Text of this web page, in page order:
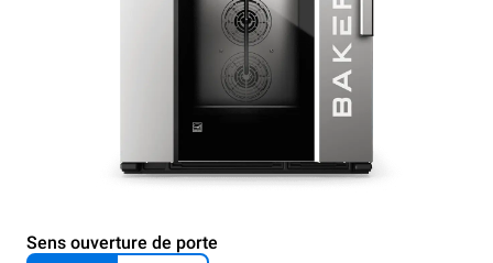
Sens ouverture de porte